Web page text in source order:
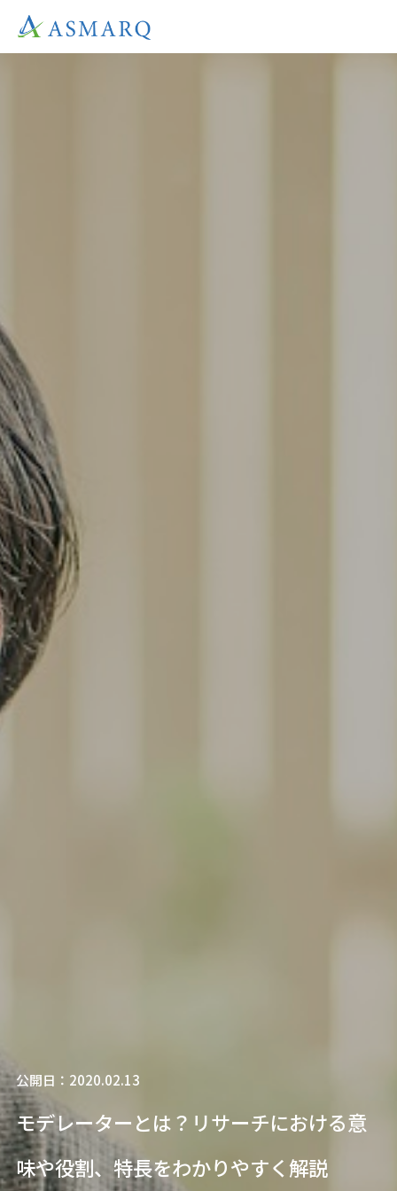
公開日：2020.02.13
モデレーターとは？リサーチにおける意
味や役割、特長をわかりやすく解説